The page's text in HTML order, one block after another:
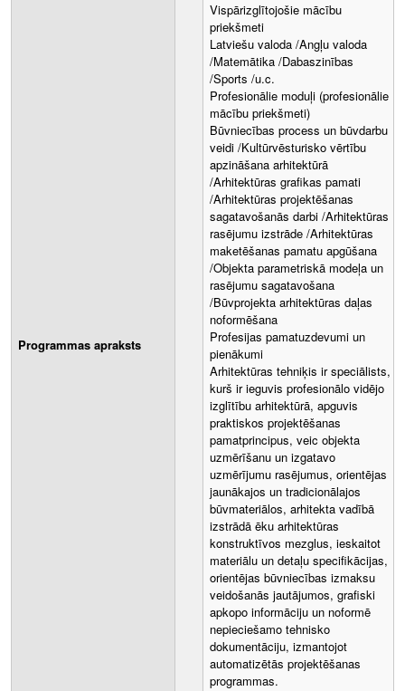
Programmas apraksts
Vispārizglītojošie mācību
priekšmeti
​Latviešu valoda /Angļu valoda
/Matemātika /Dabaszinības
/Sports /u.c.
Profesionālie moduļi (profesionālie
mācību priekšmeti)
Būvniecības process un būvdarbu
veidi /Kultūrvēsturisko vērtību
apzināšana arhitektūrā
/Arhitektūras grafikas pamati
/Arhitektūras projektēšanas
sagatavošanās darbi /Arhitektūras
rasējumu izstrāde /Arhitektūras
maketēšanas pamatu apgūšana
/Objekta parametriskā modeļa un
rasējumu sagatavošana
/Būvprojekta arhitektūras daļas
noformēšana
Profesijas pamatuzdevumi un
pienākumi
Arhitektūras tehniķis ir speciālists,
kurš ir ieguvis profesionālo vidējo
izglītību arhitektūrā, apguvis
praktiskos projektēšanas
pamatprincipus, veic objekta
uzmērīšanu un izgatavo
uzmērījumu rasējumus, orientējas
jaunākajos un tradicionālajos
būvmateriālos, arhitekta vadībā
izstrādā ēku arhitektūras
konstruktīvos mezglus, ieskaitot
materiālu un detaļu specifikācijas,
orientējas būvniecības izmaksu
veidošanās jautājumos, grafiski
apkopo informāciju un noformē
nepieciešamo tehnisko
dokumentāciju, izmantojot
automatizētās projektēšanas
programmas.